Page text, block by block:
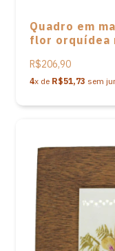
Quadro em
flor orquídea
R$206,90
4x de R$51,73 sem